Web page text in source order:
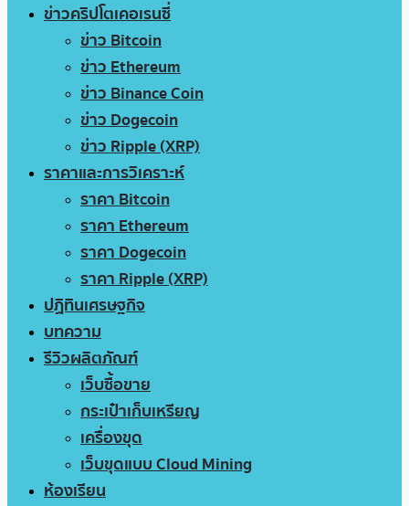
ข่าวคริปโตเคอเรนซี่
ข่าว Bitcoin
ข่าว Ethereum
ข่าว Binance Coin
ข่าว Dogecoin
ข่าว Ripple (XRP)
ราคาและการวิเคราะห์
ราคา Bitcoin
ราคา Ethereum
ราคา Dogecoin
ราคา Ripple (XRP)
ปฏิทินเศรษฐกิจ
บทความ
รีวิวผลิตภัณฑ์
เว็บซื้อขาย
กระเป๋าเก็บเหรียญ
เครื่องขุด
เว็บขุดแบบ Cloud Mining
ห้องเรียน